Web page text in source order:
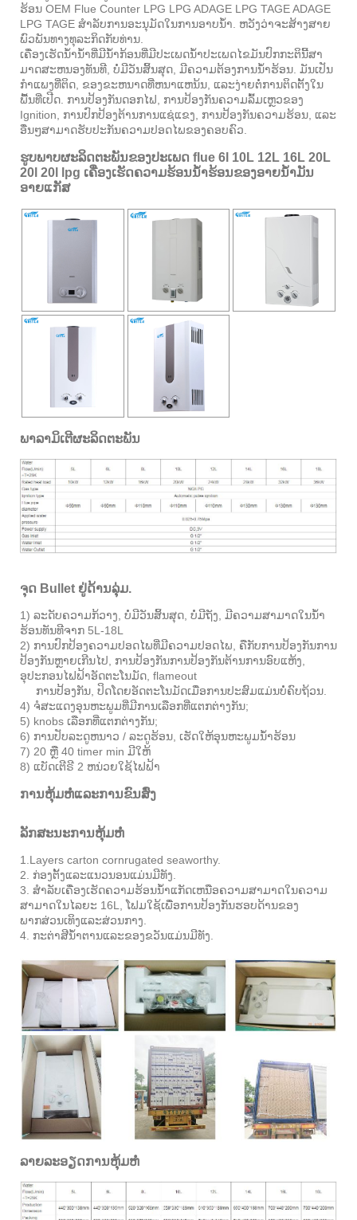
ຮ້ອນ OEM Flue Counter LPG LPG ADAGE LPG TAGE ADAGE
LPG TAGE ສໍາລັບການອະນຸມັດໃນການອາບນ້ໍາ. ຫວັງວ່າຈະສ້າງສາຍ
ພົວພັນທາງທຸລະກິດກັບທ່ານ.
ເຄື່ອງເຮັດນ້ໍານ້ໍາທີ່ມີນໍ້າກ້ອນທີ່ມີປະເພດນ້ໍາປະເພດໄຂມັນປົກກະຕິນີ້ສາ
ມາດສະຫນອງທັນທີ, ບໍ່ມີວັນສິ້ນສຸດ, ມີຄວາມຕ້ອງການນ້ໍາຮ້ອນ. ມັນເປັນ
ກໍາແພງທີ່ຕິດ, ຂອງຂະຫນາດທີ່ຫນາແຫນ້ນ, ແລະງ່າຍຕໍ່ການຕິດຕັ້ງໃນ
ພື້ນທີ່ເປີດ. ການປ້ອງກັນດອກໄຟ, ການປ້ອງກັນຄວາມລົ້ມເຫຼວຂອງ
Ignition, ການປົກປ້ອງຕ້ານການແຊ່ແຂງ, ການປ້ອງກັນຄວາມຮ້ອນ, ແລະ
ອື່ນໆສາມາດຮັບປະກັນຄວາມປອດໄພຂອງຄອບຄົວ.
ຮູບພາບຜະລິດຕະພັນຂອງປະເພດ flue 6l 10L 12L 16L 20L
20l 20l lpg ເຄື່ອງເຮັດຄວາມຮ້ອນນ້ໍາຮ້ອນຂອງອາຍນ້ໍາມັນ
ອາຍແກັສ
ພາລາມິເຕີຜະລິດຕະພັນ
ຈຸດ Bullet ຢູ່ດ້ານລຸ່ມ.
1) ລະດັບຄວາມກ້ວາງ, ບໍ່ມີວັນສິ້ນສຸດ, ບໍ່ມີຖັງ, ມີຄວາມສາມາດໃນນ້ໍາ
ຮ້ອນທັນທີຈາກ 5L-18L
2) ການປົກປ້ອງຄວາມປອດໄພທີ່ມີຄວາມປອດໄພ, ຄືກັບການປ້ອງກັນການ
ປ້ອງກັນຫຼາຍເກີນໄປ, ການປ້ອງກັນການປ້ອງກັນຕ້ານການອົບແຫ້ງ,
ອຸປະກອນໄຟຟ້າອັດຕະໂນມັດ, flameout
ການປ້ອງກັນ, ປິດໂດຍອັດຕະໂນມັດເມື່ອການປະສົມແມ່ນບໍ່ຄົບຖ້ວນ.
4) ຈໍສະແດງອຸນຫະພູມທີ່ມີການເລືອກທີ່ແຕກຕ່າງກັນ;
5) knobs ເລືອກທີ່ແຕກຕ່າງກັນ;
6) ການປັບລະດູຫນາວ / ລະດູຮ້ອນ, ເຮັດໃຫ້ອຸນຫະພູມນ້ໍາຮ້ອນ
7) 20 ຫຼື 40 timer min ມີໃຫ້
8) ແບັດເຕີຣີ 2 ຫນ່ວຍໃຊ້ໄຟຟ້າ
ການຫຸ້ມຫໍ່ແລະການຂົນສົ່ງ
ລັກສະນະການຫຸ້ມຫໍ່
1.Layers carton cornrugated seaworthy.
2. ກ່ອງຕັ້ງແລະແນວນອນແມ່ນມີທັງ.
3. ສໍາລັບເຄື່ອງເຮັດຄວາມຮ້ອນນ້ໍາແກັດເຫນືອຄວາມສາມາດໃນຄວາມ
ສາມາດໃນໄລຍະ 16L, ໂຟມໃຊ້ເພື່ອການປ້ອງກັນຮອບດ້ານຂອງ
ພາກສ່ວນເທິງແລະສ່ວນກາງ.
4. ກະຕ່າສີນ້ໍາຕານແລະຂອງຂວັນແມ່ນມີທັງ.
ລາຍລະອຽດການຫຸ້ມຫໍ່